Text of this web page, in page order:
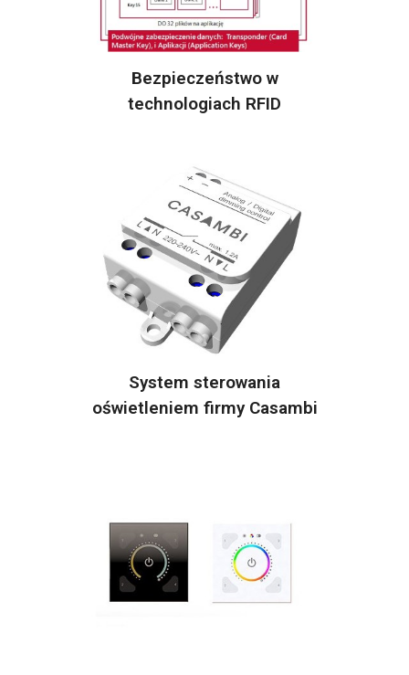
Bezpieczeństwo w
technologiach RFID
System sterowania
oświetleniem firmy Casambi